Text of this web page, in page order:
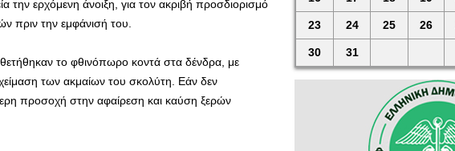
την ερχόμενη άνοιξη, για τον ακριβή προσδιορισμό
πριν την εμφάνισή του.
το φθινόπωρο κοντά στα δένδρα, με
των ακμαίων του σκολύτη. Εάν δεν
προσοχή στην αφαίρεση και καύση ξερών
23 24 25 26
30 31